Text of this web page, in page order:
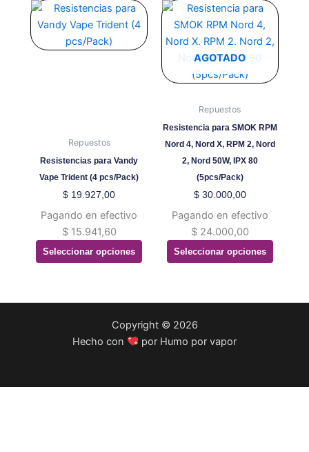
Repuestos
Resistencias para Vandy
Vape Trident (4 pcs/Pack)
$ 19.927,00
Pagando en efectivo
$15.941,60
Seleccionar opciones
Este
producto
tiene
pueden
elegir
en
la
de
producto
AGOTADO
Repuestos
Resistencia para SMOK RPM
Nord 4, Nord X, RPM 2, Nord
2, Nord 50W, IPX 80
(5pcs/Pack)
$30.000,00
Pagando en efectivo
$24.000,00
Seleccionar opciones
Este
producto
tiene
múltiples
variantes.
opciones
se
pueden
elegir
en
la
de
producto
Copyright © 2026
Hecho con
por Humo por vapor